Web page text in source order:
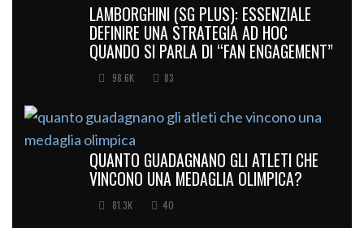
LAMBORGHINI (SG PLUS): ESSENZIALE
DEFINIRE UNA STRATEGIA AD HOC
QUANDO SI PARLA DI “FAN ENGAGEMENT”
98.6K 83
QUANTO GUADAGNANO GLI ATLETI CHE
VINCONO UNA MEDAGLIA OLIMPICA?
81.3K 40